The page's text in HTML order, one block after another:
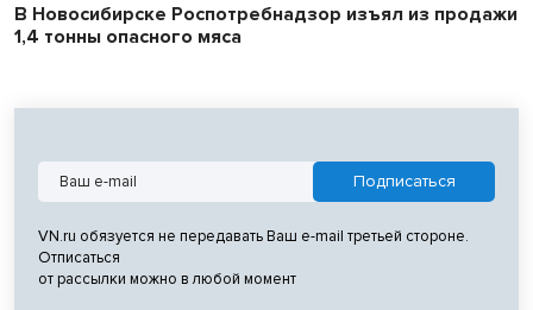
В Новосибирске Роспотребнадзор изъял из продажи
1,4 тонны опасного мяса
VN.ru обязуется не передавать Ваш e-mail третьей стороне.
Отписаться
от рассылки можно в любой момент